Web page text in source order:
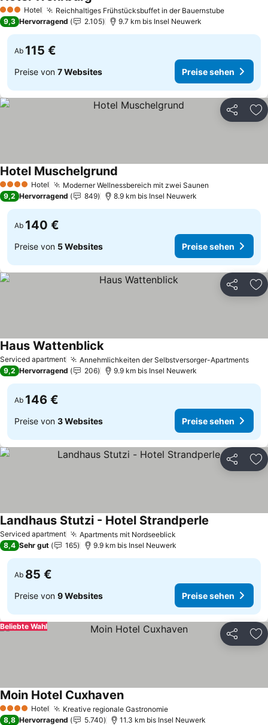
3 SterneHotel Reichhaltiges Frühstücksbuffet in der BauernstubePreise
9,3 Hervorragend 2.105 9.7 km bis Insel Neuwerk
Ab 115 €
Preise von 7 Websites Preise sehen
Teilen
4 Sterne Hotel Moderner Wellnessbereich mit zwei Saunen
Hotel Muschelgrund
9,2 Hervorragend 849 8.9 km bis Insel Neuwerk
Ab 140 €
Preise von 5 Websites Preise sehen
Teilen
Serviced apartment Annehmlichkeiten der Selbstversorger-Apartments
Haus WattenblickPreise sehen
9,2 Hervorragend 206 9.9 km bis Insel Neuwerk
Ab 146 €
Preise von 3 Websites Preise sehen
Teilen
Serviced apartment Apartments mit Nordseeblick
Landhaus Stutzi - Hotel Strandperle
8,4 Sehr gut 165 9.9 km bis Insel Neuwerk
Ab 85 €
Preise von 9 Websites Preise sehen
Teilen
Beliebte Wahl
4 Sterne Hotel Kreative regionale GastronomiePreise sehen
Moin Hotel CuxhavenPreise sehen
8,8 Hervorragend 5.740 11.3 km bis Insel Neuwerk